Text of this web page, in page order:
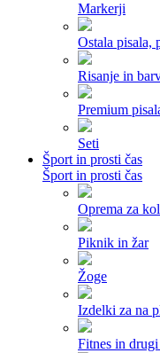
Markerji
Ostala pisala,
Risanje in
Premium
Seti
Šport in prosti čas
Šport in prosti čas
Oprema za
Piknik in žar
Žoge
Izdelki za na
Fitnes in